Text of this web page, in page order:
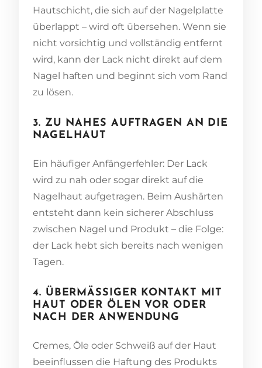
Hautschicht, die sich auf der Nagelplatte
überlappt – wird oft übersehen. Wenn sie
nicht vorsichtig und vollständig entfernt
wird, kann der Lack nicht direkt auf dem
Nagel haften und beginnt sich vom Rand
zu lösen.
3. ZU NAHES AUFTRAGEN AN DIE
NAGELHAUT
Ein häufiger Anfängerfehler: Der Lack
wird zu nah oder sogar direkt auf die
Nagelhaut aufgetragen. Beim Aushärten
entsteht dann kein sicherer Abschluss
zwischen Nagel und Produkt – die Folge:
der Lack hebt sich bereits nach wenigen
Tagen.
4. ÜBERMÄSSIGER KONTAKT MIT H
AUT ODER ÖLEN VOR ODER N
ACH DER ANWENDUNG
Cremes, Öle oder Schweiß auf der Haut
beeinflussen die Haftung des Produkts